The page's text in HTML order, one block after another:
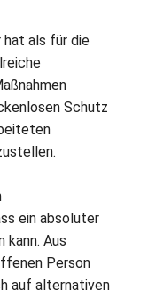
hat als für die
Schutz
ein absoluter
Aus
Person
auf alternativen